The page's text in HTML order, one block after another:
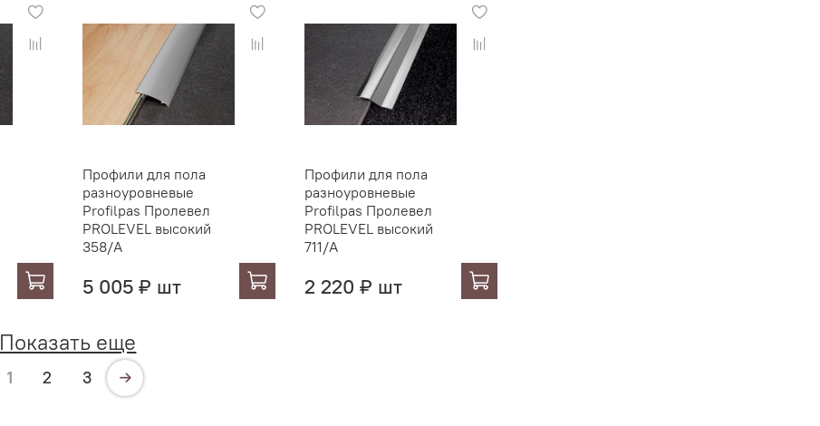
Профили для пола
разноуровневые
Profilpas Пролевел
PROLEVEL высокий
358/A
5 005 ₽ шт
Профили для пола
разноуровневые
Profilpas Пролевел
PROLEVEL высокий
711/A
2 220 ₽ шт
Показать еще
1 2 3